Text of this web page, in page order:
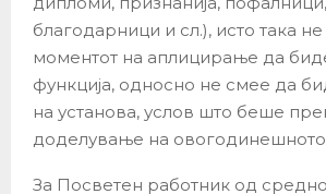
благодарници и сл.), исто така
моментот на аплицирање да
функција, односно не смее да
на установа, услов што беше
доделување на
За Посветен работник од